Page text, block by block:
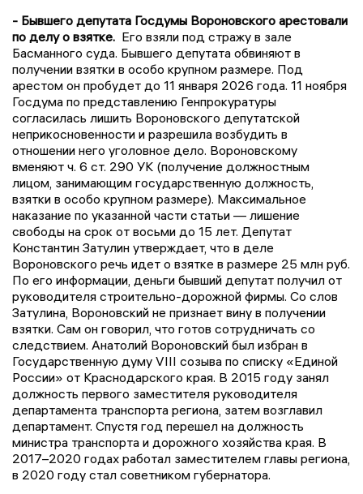
- Бывшего депутата Госдумы Вороновского арестовали
по делу о взятке. Его взяли под стражу в зале
Басманного суда. Бывшего депутата обвиняют в
получении взятки в особо крупном размере. Под
арестом он пробудет до 11 января 2026 года. 11 ноября
Госдума по представлению Генпрокуратуры
согласилась лишить Вороновского депутатской
неприкосновенности и разрешила возбудить в
отношении него уголовное дело. Вороновскому
вменяют ч. 6 ст. 290 УК (получение должностным
лицом, занимающим государственную должность,
взятки в особо крупном размере). Максимальное
наказание по указанной части статьи — лишение
свободы на срок от восьми до 15 лет. Депутат
Константин Затулин утверждает, что в деле
Вороновского речь идет о взятке в размере 25 млн руб.
По его информации, деньги бывший депутат получил от
руководителя строительно-дорожной фирмы. Со слов
Затулина, Вороновский не признает вину в получении
взятки. Сам он говорил, что готов сотрудничать со
следствием. Анатолий Вороновский был избран в
Государственную думу VIII созыва по списку «Единой
России» от Краснодарского края. В 2015 году занял
должность первого заместителя руководителя
департамента транспорта региона, затем возглавил
департамент. Спустя год перешел на должность
министра транспорта и дорожного хозяйства края. В
2017–2020 годах работал заместителем главы региона,
в 2020 году стал советником губернатора.